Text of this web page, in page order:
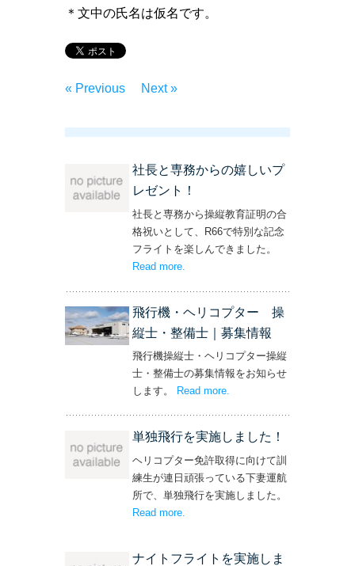
＊文中の氏名は仮名です。
« Previous Next »
社長と専務からの嬉しいプ
レゼント！
社長と専務から操縦教育証明の合
格祝いとして、R66で特別な記念
フライトを楽しんできました。
Read more
飛行機・ヘリコプター 操
縦士・整備士｜募集情報
飛行機操縦士・ヘリコプター操縦
士・整備士の募集情報をお知らせ
します。
Read more– ‘飛行機・ヘリコプター
.
単独飛行を実施しました！
ヘリコプター免許取得に向けて訓
練生が連日頑張っている下妻運航
所で、単独飛行を実施しました。
Read more
ナイトフライトを実施しま